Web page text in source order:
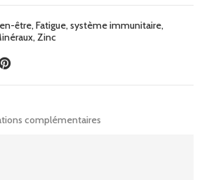
être, Fatigue, système immunitaire,
, Zinc
complémentaires